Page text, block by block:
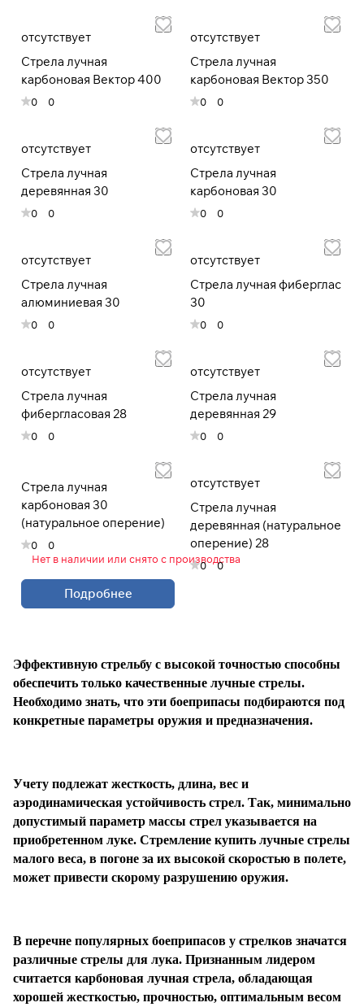
отсутствует
Стрела лучная
карбоновая Вектор 400
0 0
отсутствует
Стрела лучная
карбоновая Вектор 350
0 0
отсутствует
Стрела лучная
деревянная 30
0 0
отсутствует
Стрела лучная
карбоновая 30
0 0
отсутствует
Стрела лучная
алюминиевая 30
0 0
отсутствует
Стрела лучная фиберглас
30
0 0
отсутствует
Стрела лучная
фибергласовая 28
0 0
отсутствует
Стрела лучная
деревянная 29
0 0
Стрела лучная
карбоновая 30
(натуральное оперение)
0
0
Нет в наличии или снято с производства
Подробнее
отсутствует
Стрела лучная
деревянная (натуральное
оперение) 28
0 0
Эффективную стрельбу с высокой точностью способны
обеспечить только качественные лучные стрелы.
Необходимо знать, что эти боеприпасы подбираются под
конкретные параметры оружия и предназначения.
Учету подлежат жесткость, длина, вес и
аэродинамическая устойчивость стрел. Так, минимально
допустимый параметр массы стрел указывается на
приобретенном луке. Стремление купить лучные стрелы
малого веса, в погоне за их высокой скоростью в полете,
может привести скорому разрушению оружия.
В перечне популярных боеприпасов у стрелков значатся
различные стрелы для лука. Признанным лидером
считается карбоновая лучная стрела, обладающая
хорошей жесткостью, прочностью, оптимальным весом
в 2 недели